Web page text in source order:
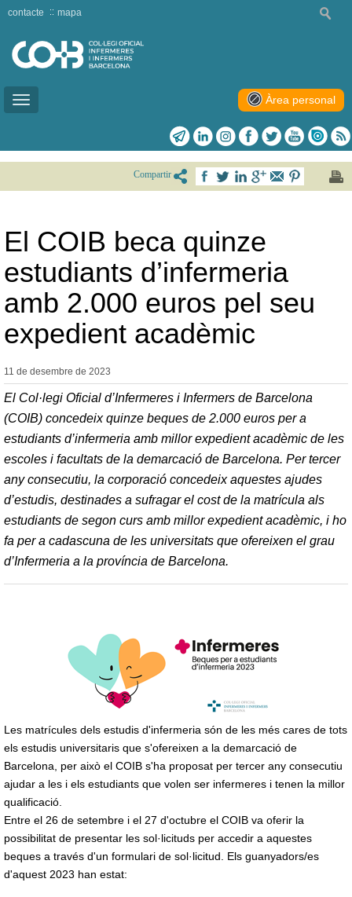
Toggle
contacte mapa
Àrea personal
Compartir
El COIB beca quinze
estudiants d’infermeria
amb 2.000 euros pel seu
expedient acadèmic
11 de desembre de 2023
El Col·legi Oficial d’Infermeres i Infermers de Barcelona
(COIB) concedeix quinze beques de 2.000 euros per a
estudiants d’infermeria amb millor expedient acadèmic de les
escoles i facultats de la demarcació de Barcelona. Per tercer
any consecutiu, la corporació concedeix aquestes ajudes
d’estudis, destinades a sufragar el cost de la matrícula als
estudiants de segon curs amb millor expedient acadèmic, i ho
fa per a cadascuna de les universitats que ofereixen el grau
d’Infermeria a la província de Barcelona.
Les matrícules dels estudis d'infermeria són de les més cares de tots
els estudis universitaris que s'ofereixen a la demarcació de
Barcelona, per això el COIB s'ha proposat per tercer any consecutiu
ajudar a les i els estudiants que volen ser infermeres i tenen la millor
qualificació.
Entre el 26 de setembre i el 27 d'octubre el COIB va oferir la
possibilitat de presentar les sol·licituds per accedir a aquestes
beques a través d'un formulari de sol·licitud. Els guanyadors/es
d'aquest 2023 han estat: